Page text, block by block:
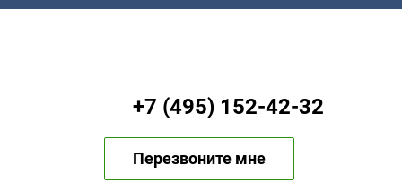
+7 (495) 152-42-32
Перезвоните мне